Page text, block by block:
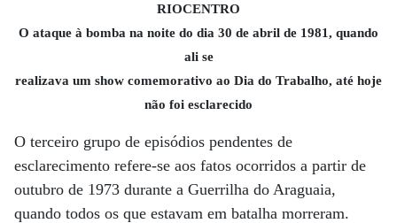
RIOCENTRO
O ataque à bomba na noite do dia 30 de abril de 1981, quando
ali se
realizava um show comemorativo ao Dia do Trabalho, até hoje
não foi esclarecido
O terceiro grupo de episódios pendentes de
esclarecimento refere-se aos fatos ocorridos a partir de
outubro de 1973 durante a Guerrilha do Araguaia,
quando todos os que estavam em batalha morreram.